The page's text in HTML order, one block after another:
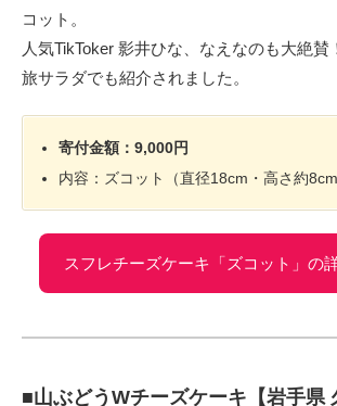
コット。
人気TikToker 影井ひな、なえなのも大絶賛
旅サラダでも紹介されました。
寄付金額：9,000円
内容：ズコット（直径18cm・高さ約
スフレチーズケーキ「ズコット」の
■山ぶどうWチーズケーキ【岩手県